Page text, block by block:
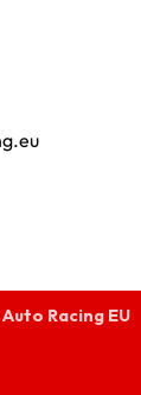
Auto Racing EU